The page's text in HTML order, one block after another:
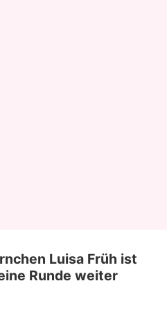
Luisa Früh ist
Runde weiter